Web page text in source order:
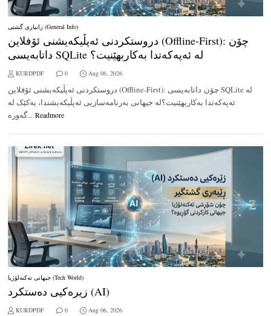
زانیاری گشتی (General Info)
دروستکردنی ئەپڵیکەیشنی ئۆفلاین (Offline-First): چۆن
داتابەیسی SQLite لە ئەپەکەتدا بەکاربهێنیت؟
KURDPDF 0 Aug 06, 2026
دروستکردنی ئەپڵیکەیشنی ئۆفلاین (Offline-First): چۆن داتابەیسی SQLite لە
ئەپەکەتدا بەکاربهێنیت؟لە جیهانی بەرنامەسازیی ئەپڵیکەیشندا، یەکێک لە
گەورە... Readmore
جیهانی تەکنەلۆژیا (Tech World)
زیرەکیی دەستکرد (AI)
KURDPDF 0 Aug 06, 2026